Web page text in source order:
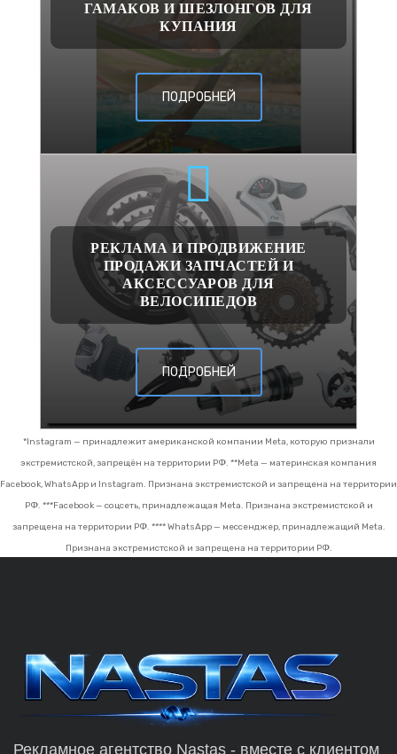
ГАМАКОВ И ШЕЗЛОНГОВ ДЛЯ
КУПАНИЯ
ПОДРОБНЕЙ
РЕКЛАМА И ПРОДВИЖЕНИЕ
ПРОДАЖИ ЗАПЧАСТЕЙ И
АКСЕССУАРОВ ДЛЯ
ВЕЛОСИПЕДОВ
ПОДРОБНЕЙ
*Instagram — принадлежит американской компании Meta, которую признали
экстремистской, запрещён на территории РФ. **Meta — материнская компания
Facebook, WhatsApp и Instagram. Признана экстремистской и запрещена на территории
РФ. ***Facebook — соцсеть, принадлежащая Meta. Признана экстремистской и
запрещена на территории РФ. **** WhatsApp — мессенджер, принадлежащий Meta.
Признана экстремистской и запрещена на территории РФ.
Рекламное агентство Nastas - вместе с клиентом